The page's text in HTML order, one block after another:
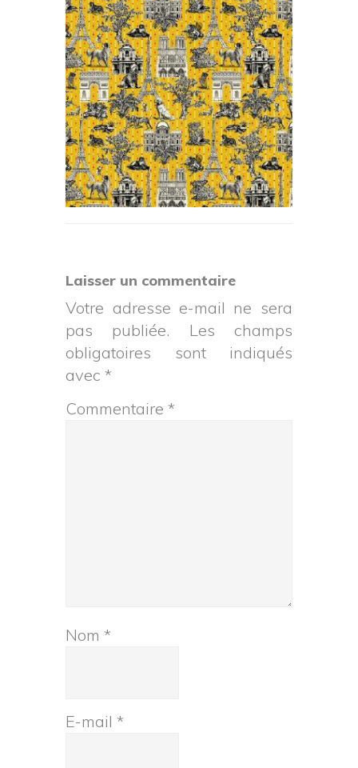
Reader
Interactions
Laisser un commentaire
Votre adresse e-mail ne sera
pas publiée.
Les champs
obligatoires sont indiqués
avec*
Commentaire*
Nom*
E-mail*